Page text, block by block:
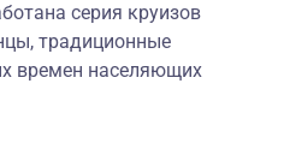
серия круизов
традиционные
времен населяющих